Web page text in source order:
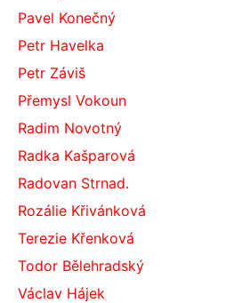
Pavel Konečný
Petr Havelka
Petr Záviš
Přemysl Vokoun
Radim Novotný
Radka Kašparová
Radovan Strnad.
Rozálie Křivánková
Terezie Křenková
Todor Bělehradský
Václav Hájek